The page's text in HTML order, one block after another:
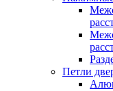
Петли